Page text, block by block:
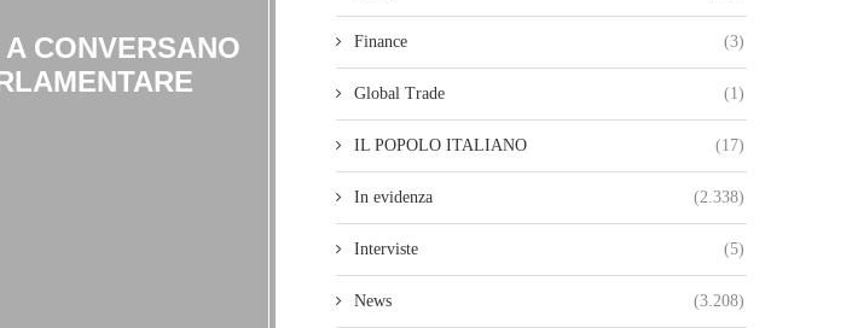
CONVERSANO
Finance (3)
Global Trade (1)
IL POPOLO ITALIANO (17)
In evidenza (2.338)
Interviste (5)
News (3.208)